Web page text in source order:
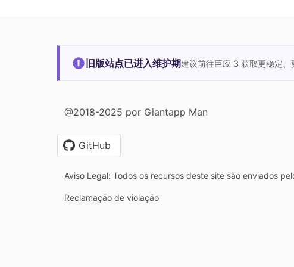
旧版站点已进入维护期建议前往巨应 3 获取更稳定、
@2018-2025 por Giantapp Man
GitHub
Aviso Legal: Todos os recursos deste site são enviados
Reclamação de violação